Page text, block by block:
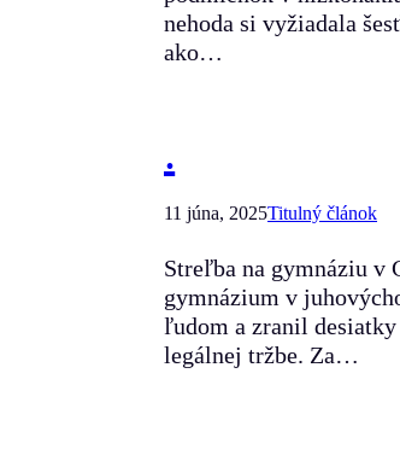
nehoda si vyžiadala
ako…
.
11 júna, 2025Titulný článok
Streľba na gymnáziu v
gymnázium v
ľudom a zranil
legálnej tržbe. Za…